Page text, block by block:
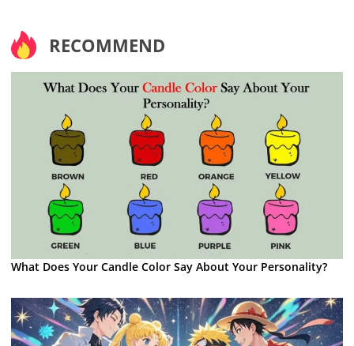
RECOMMEND
What Does Your Candle Color Say About Your Personality?